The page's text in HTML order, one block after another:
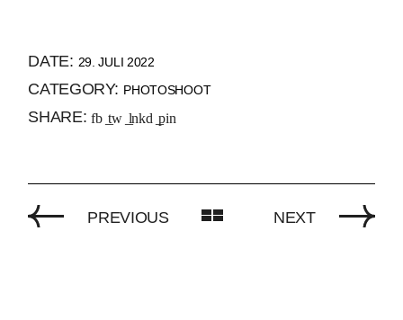
DATE: 29. JULI 2022
CATEGORY: PHOTOSHOOT
SHARE: fb tw lnkd pin
PREVIOUS NEXT